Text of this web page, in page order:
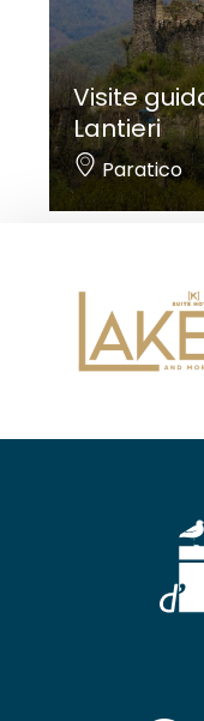
Visite
Lantieri
Paratico